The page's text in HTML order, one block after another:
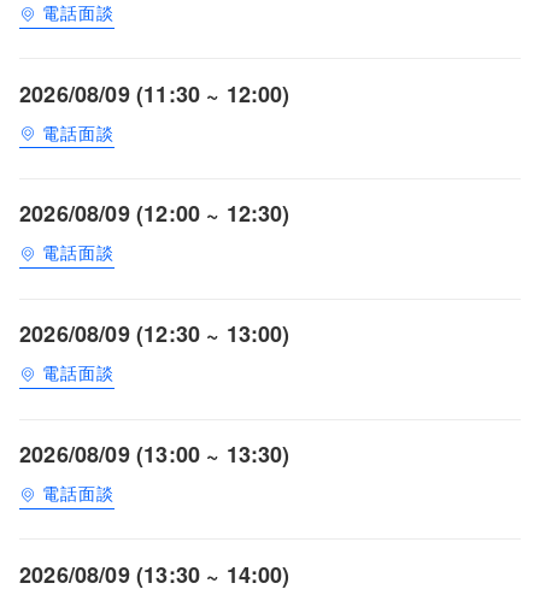
電話面談
2026/08/09 (11:30 ~ 12:00)
電話面談
2026/08/09 (12:00 ~ 12:30)
電話面談
2026/08/09 (12:30 ~ 13:00)
電話面談
2026/08/09 (13:00 ~ 13:30)
電話面談
2026/08/09 (13:30 ~ 14:00)